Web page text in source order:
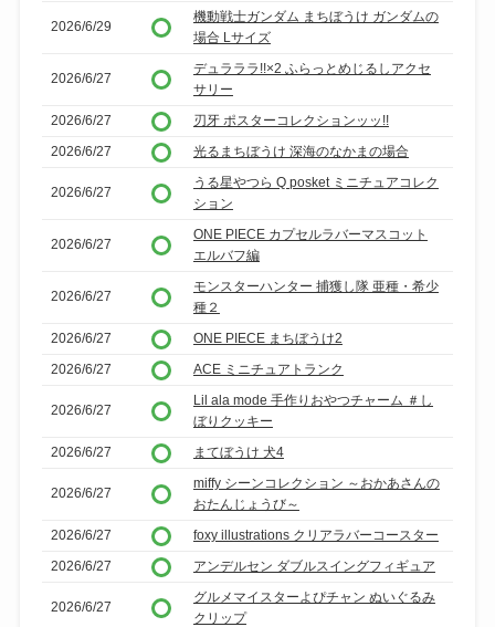
2026/6/29
機動戦士ガンダム まちぼうけ ガンダムの
場合 Lサイズ
2026/6/27
デュラララ!!×2 ふらっとめじるしアクセ
サリー
2026/6/27
刃牙 ポスターコレクションッッ!!
2026/6/27
光るまちぼうけ 深海のなかまの場合
2026/6/27
うる星やつら Q posket ミニチュアコレク
ション
2026/6/27
ONE PIECE カプセルラバーマスコット
エルバフ編
2026/6/27
モンスターハンター 捕獲し隊 亜種・希少
種２
2026/6/27
ONE PIECE まちぼうけ2
2026/6/27
ACE ミニチュアトランク
2026/6/27
Lil ala mode 手作りおやつチャーム ＃し
ぼりクッキー
2026/6/27
まてぼうけ 犬4
2026/6/27
miffy シーンコレクション ～おかあさんの
おたんじょうび～
2026/6/27
foxy illustrations クリアラバーコースター
2026/6/27
アンデルセン ダブルスイングフィギュア
2026/6/27
グルメマイスターよぴチャン ぬいぐるみ
クリップ